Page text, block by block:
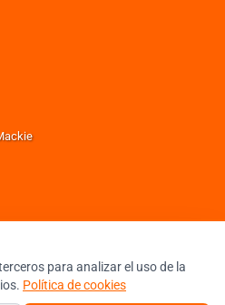
para analizar el uso de la
Política de cookies